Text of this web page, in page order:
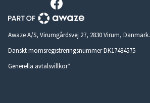
Awaze A/S, Virumgårdsvej 27, 2830 Virum, Danmark.
Danskt momsregistreringsnummer DK17484575
Generella avtalsvillkor*